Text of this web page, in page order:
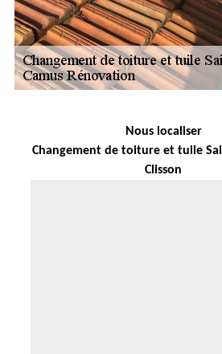
Nous localiser
Changement de toiture et tuile
Clisson